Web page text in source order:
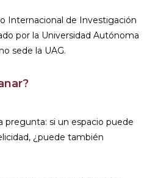
Internacional de Investigación
por la Universidad Autónoma
sede la UAG.
pregunta: si un espacio puede
¿puede también